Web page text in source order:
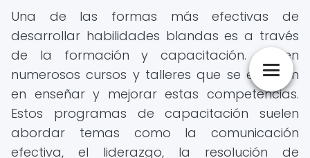
Una de las formas más efectivas de
desarrollar habilidades blandas es a través
de la formación y capacitación. Existen
numerosos cursos y talleres que se enfocan
en enseñar y mejorar estas competencias.
Estos programas de capacitación suelen
abordar temas como la comunicación
efectiva, el liderazgo, la resolución de